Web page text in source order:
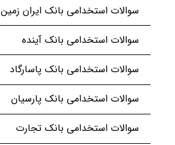
سوالات استخدامی بانک ایران زمین
سوالات استخدامی بانک آینده
سوالات استخدامی بانک پاسارگاد
سوالات استخدامی بانک پارسیان
سوالات استخدامی بانک تجارت